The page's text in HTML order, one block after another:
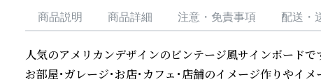
商品説明 商品詳細 注意・免責事項 配送・
人気のアメリカンデザインのビンテージ風サインボードで
お部屋・ガレージ・お店・カフェ・店舗のイメージ作りやイ